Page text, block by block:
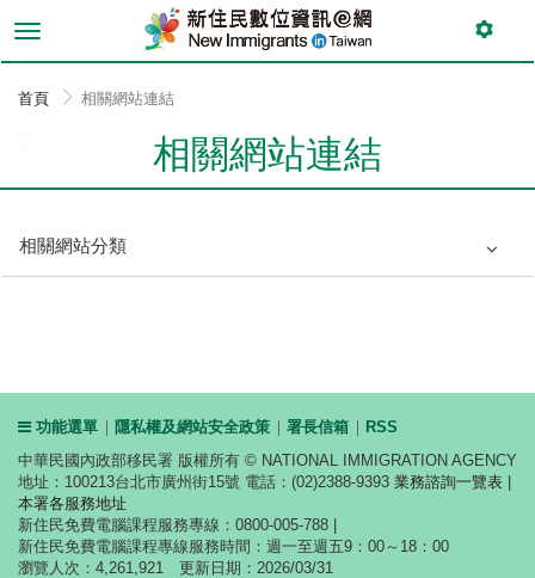
主
要
內
首頁 相關網站連結
相關網站連結
相關網站分類
功能選單 隱私權及網站安全政策 署長信箱
RSS
中華民國內政部移民署 版權所有 © NATIONAL IMMIGRATION AGENCY
地址：100213台北市廣州街15號 電話：(02)2388-9393 業務諮詢一覽表
本署各服務地址
新住民免費電腦課程服務專線：0800-005-788 |
新住民免費電腦課程專線服務時間：週一至週五9：00～18：00
瀏覽人次：4,261,921 更新日期：2026/03/31